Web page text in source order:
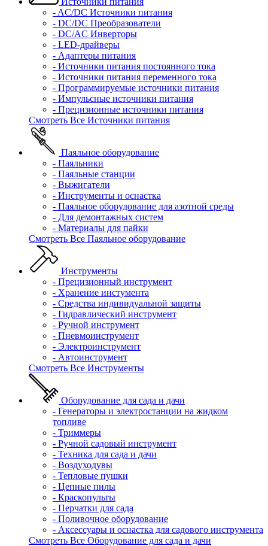
- AC/DC Источники питания
- DC/DC Преобразователи
- DC/AC Инверторы
- LED-драйверы
- Адаптеры питания
- Источники питания постоянного тока
- Источники питания переменного тока
- Программируемые источники питания
- Импульсные источники питания
- Прецизионные источники питания
Смотреть Все Источники питания
Паяльное оборудование
- Паяльники
- Паяльные станции
- Выжигатели
- Инструменты и оснастка
- Паяльное оборудование для азотной среды
- Для демонтажных систем
- Материалы для пайки
Смотреть Все Паяльное оборудование
Инструменты
- Прецизионный инструмент
- Хранение инстумента
- Средства индивидуальной защиты
- Гидравлический инструмент
- Ручной инструмент
- Пневмоинструмент
- Электроинструмент
- Автоинструмент
Смотреть Все Инструменты
Оборудование для сада и дачи
- Генераторы и электростанции на жидком
топливе
- Триммеры
- Ручной садовый инструмент
- Техника для сада и дачи
- Воздуходувы
- Тепловые пушки
- Цепные пилы
- Краскопульты
- Перчатки для сада
- Поливочное оборудование
- Аксессуары и оснастка для садового инструмента
Смотреть Все Оборудование для сада и дачи